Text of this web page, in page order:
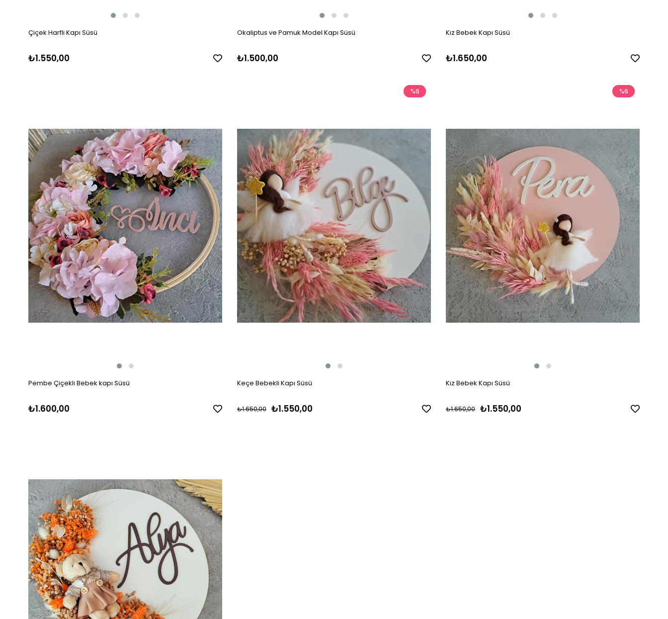
Çiçek Harfli Kapı Süsü
₺1.550,00
Okaliptus ve Pamuk Model Kapı Süsü
₺1.500,00
Kız Bebek Kapı Süsü
₺1.650,00
Pembe Çiçekli Bebek kapı Süsü
₺1.600,00
Keçe Bebekli Kapı Süsü
₺1.550,00
₺1.650,00
%6
Kız Bebek Kapı Süsü
₺1.550,00
₺1.650,00
%6